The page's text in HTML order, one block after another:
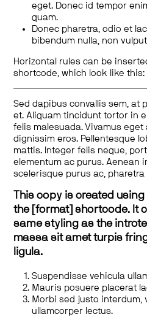
eget. Donec id tempor
quam.
Donec pharetra, odio et
bibendum nulla, non
Horizontal rules can be
shortcode, which look like this:
Sed dapibus convallis sem, at
et. Aliquam tincidunt tortor in
felis malesuada. Vivamus eget
dignissim eros. Pellentesque
mattis. Integer felis neque,
elementum ac purus. Aenean
scelerisque purus ac, pharetra
This copy is created
the [format] shortcode. It
same styling as the
massa sit amet turpis
ligula.
Suspendisse vehicula
Mauris posuere placerat
Morbi sed justo interdum,
ullamcorper lectus.